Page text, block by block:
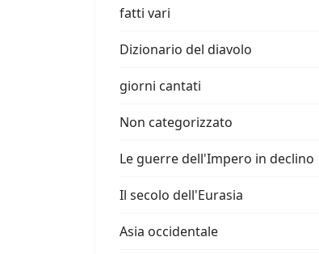
fatti vari
Dizionario del diavolo
giorni cantati
Non categorizzato
Le guerre dell'Impero in declino
Il secolo dell'Eurasia
Asia occidentale